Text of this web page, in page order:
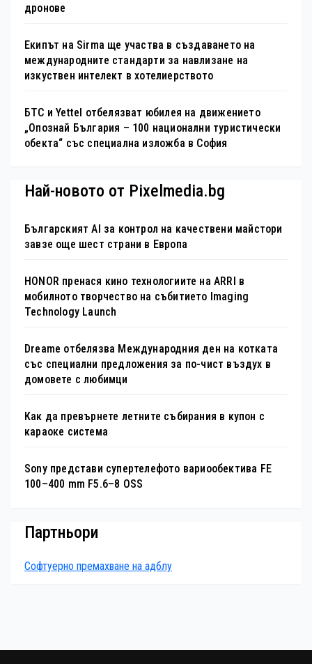
дронове
Екипът на Sirma ще участва в създаването на
международните стандарти за навлизане на
изкуствен интелект в хотелиерството
БТС и Yettel отбелязват юбилея на движението
„Опознай България – 100 национални туристически
обекта“ със специална изложба в София
Най-новото от Pixelmedia.bg
Българският AI за контрол на качествени майстори
завзе още шест страни в Европа
HONOR пренася кино технологиите на ARRI в
мобилното творчество на събитието Imaging
Technology Launch
Dreame отбелязва Международния ден на котката
със специални предложения за по-чист въздух в
домовете с любимци
Как да превърнете летните събирания в купон с
караоке система
Sony представи супертелефото вариообектива FE
100–400 mm F5.6–8 OSS
Партньори
Софтуерно премахване на адблу